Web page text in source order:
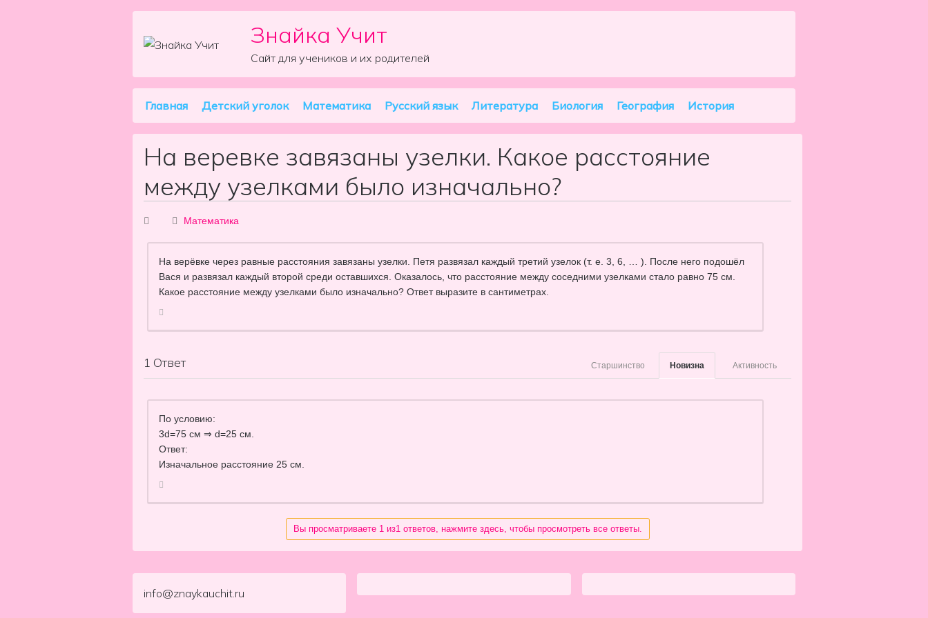
Skip to content Знайка Учит
Сайт для учеников и их родителей
Main Navigation
Главная Детский уголок Математика Русский язык Литература Биология География История
На веревке завязаны узелки. Какое расстояние
между узелками было изначально?
Математика
На верёвке через равные расстояния завязаны узелки. Петя развязал каждый третий узелок (т. е. 3, 6, … ). После него подошёл
Вася и развязал каждый второй среди оставшихся. Оказалось, что расстояние между соседними узелками стало равно 75 см.
Какое расстояние между узелками было изначально? Ответ выразите в сантиметрах.
1 Ответ Активность
Новизна
Старшинство
По условию:
3d=75 см ⇒ d=25 см.
Ответ:
Изначальное расстояние 25 см.
Вы просматриваете 1 из1 ответов, нажмите здесь, чтобы просмотреть все ответы.
info@znaykauchit.ru